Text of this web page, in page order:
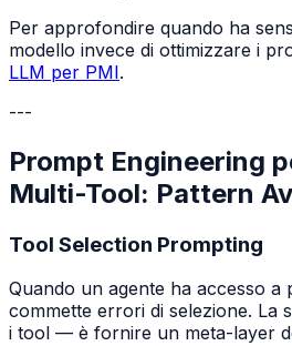
Per approfondire quando ha
modello invece di ottimizzare i
LLM per PMI.
---
Prompt Engineering
Multi-Tool: Pattern
Tool Selection Prompting
Quando un agente ha accesso a
commette errori di selezione. La
i tool — è fornire un meta-layer